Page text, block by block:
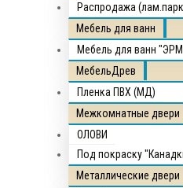
Распродажа
Мебель для ванн
Мебель для ванн
МебельДрев
Пленка ПВХ (МД)
Межкомнатные двери
ОЛОВИ
Под покраску
Металлические двери